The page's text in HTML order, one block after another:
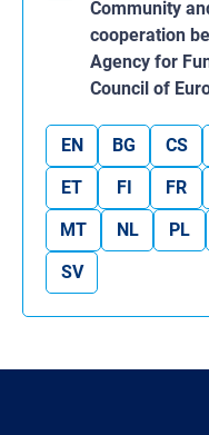
Community
cooperation
Agency for
Council of
EN BG CS
ET
FI FR
MT
NL PL
SV